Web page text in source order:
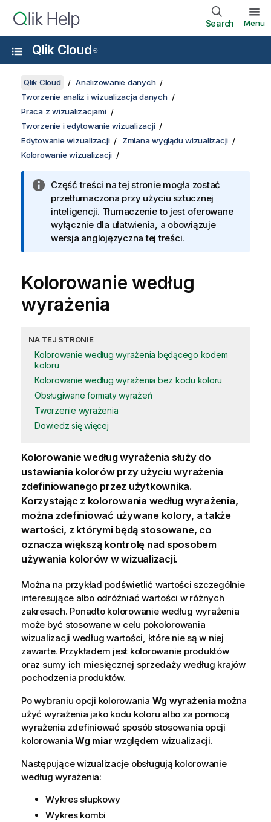
Search Menu
Qlik Cloud ®
Qlik Cloud
Analizowanie danych
Tworzenie analiz i wizualizacja danych
Praca z wizualizacjami
Tworzenie i edytowanie wizualizacji
Edytowanie wizualizacji
Zmiana wyglądu wizualizacji
Kolorowanie wizualizacji
Część treści na tej stronie mogła zostać
przetłumaczona przy użyciu sztucznej
inteligencji. Tłumaczenie to jest oferowane
wyłącznie dla ułatwienia, a obowiązuje
wersja anglojęzyczna tej treści.
Kolorowanie według
wyrażenia
NA TEJ STRONIE
Kolorowanie według wyrażenia będącego kodem
koloru
Kolorowanie według wyrażenia bez kodu koloru
Obsługiwane formaty wyrażeń
Tworzenie wyrażenia
Dowiedz się więcej
Kolorowanie według wyrażenia służy do
ustawiania kolorów przy użyciu wyrażenia
zdefiniowanego przez użytkownika.
Korzystając z kolorowania według wyrażenia,
można zdefiniować używane kolory, a także
wartości, z którymi będą stosowane, co
oznacza większą kontrolę nad sposobem
używania kolorów wwizualizacji.
Można na przykład podświetlić wartości szczególnie
interesujące albo odróżniać wartości w różnych
zakresach. Ponadto kolorowanie według wyrażenia
może być stosowane w celu pokolorowania
wizualizacji według wartości, które nie są w niej
zawarte. Przykładem jest kolorowanie produktów
oraz sumy ich miesięcznej sprzedaży według krajów
pochodzenia produktów.
Po wybraniu opcji kolorowania Wg wyrażeniamożna
użyć wyrażenia jako kodu koloru albo za pomocą
wyrażenia zdefiniować sposób stosowania opcji
kolorowania Wg miar względem wizualizacji.
Następujące wizualizacje obsługują kolorowanie
według wyrażenia:
Wykres słupkowy
Wykres kombi